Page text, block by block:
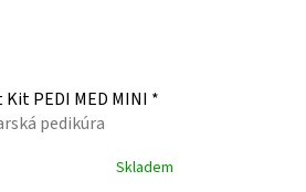
PEDI MED MINI *
pedikúra
Skladem